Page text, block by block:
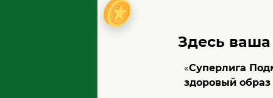
Здесь ваша
«Суперлига
здоровый